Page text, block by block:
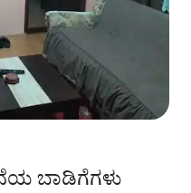
ಬಾಡಿಗೆಗಳು